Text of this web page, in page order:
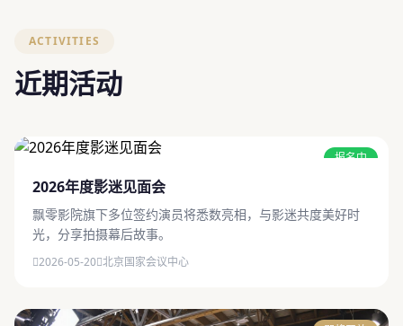
影迷互动
影迷互动
ACTIVITIES
近期活动
报名中
2026年度影迷见面会
飘零影院旗下多位签约演员将悉数亮相，与影迷共度美好时
光，分享拍摄幕后故事。
2026-05-20 北京国家会议中心